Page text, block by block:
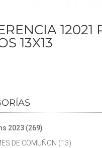
12021
13X13
2023 (269)
DE COMUÑON (13)